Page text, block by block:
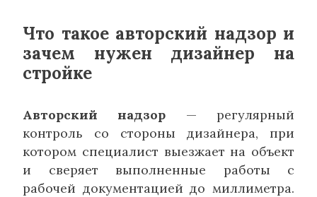
Что такое авторский надзор и
зачем нужен дизайнер на
стройке
Авторский надзор — регулярный
контроль со стороны дизайнера, при
котором специалист выезжает на объект
и сверяет выполненные работы с
рабочей документацией до миллиметра.